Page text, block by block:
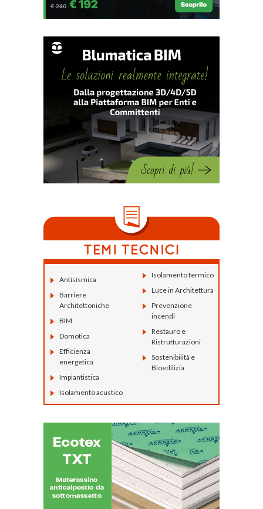
Antisismica
Barriere
Architettoniche
BIM
Domotica
Efficienza
energetica
Impiantistica
Isolamento acustico
Isolamento termico
Luce in Architettura
Prevenzione
incendi
Restauro e
Ristrutturazioni
Sostenibilità e
Bioedilizia